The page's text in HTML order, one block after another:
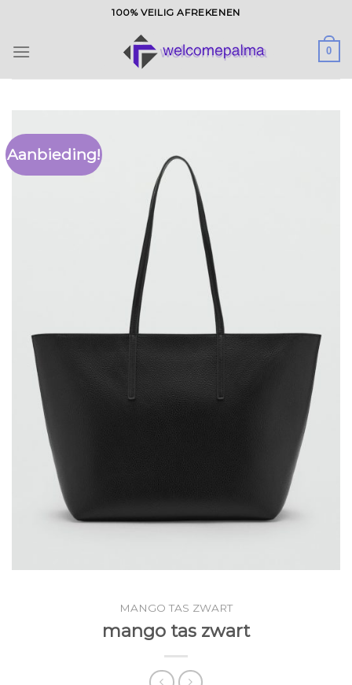
inhoud
100% VEILIG AFREKENEN
0
Aanbieding!
MANGO TAS ZWART
mango tas zwart